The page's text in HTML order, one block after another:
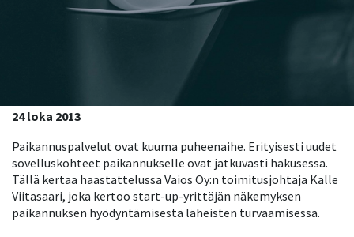
24 loka 2013
Paikannuspalvelut ovat kuuma puheenaihe. Erityisesti uudet
sovelluskohteet paikannukselle ovat jatkuvasti hakusessa.
Tällä kertaa haastattelussa Vaios Oy:n toimitusjohtaja Kalle
Viitasaari, joka kertoo start-up-yrittäjän näkemyksen
paikannuksen hyödyntämisestä läheisten turvaamisessa.